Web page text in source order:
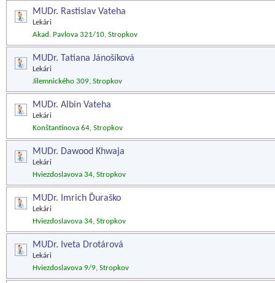
MUDr. Rastislav Vateha
Lekári
Akad. Pavlova 321/10, Stropkov
MUDr. Tatiana Jánošíková
Lekári
Jilemnického 309, Stropkov
MUDr. Albin Vateha
Lekári
Konštantínova 64, Stropkov
MUDr. Dawood Khwaja
Lekári
Hviezdoslavova 34, Stropkov
MUDr. Imrich Ďuraško
Lekári
Hviezdoslavova 34, Stropkov
MUDr. Iveta Drotárová
Lekári
Hviezdoslavova 9/9, Stropkov